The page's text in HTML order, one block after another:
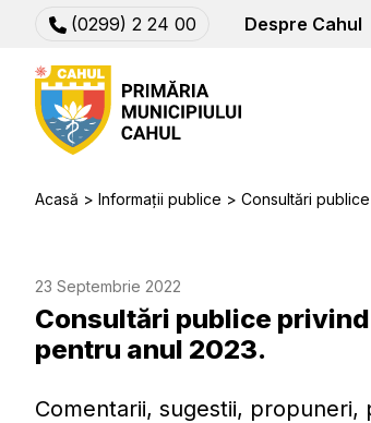
(0299) 2 24 00 Despre Cahul
Acasă Informații publice Consultări publice
23 Septembrie 2022
Consultări publice
pentru anul 2023.
Comentarii, sugestii,